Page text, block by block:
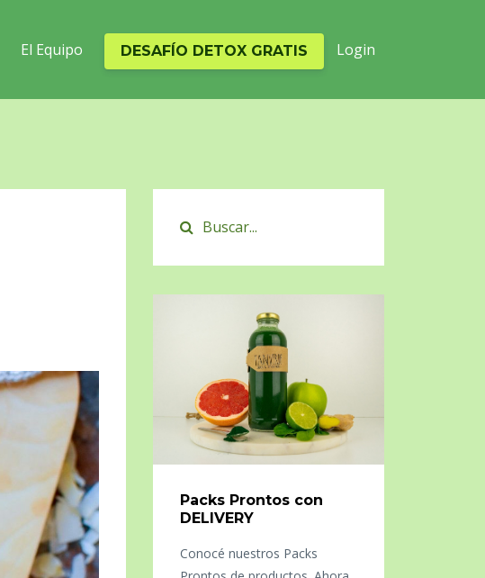
El Equipo DESAFÍO DETOX GRATIS Login
Packs Prontos con
DELIVERY
Conocé nuestros Packs